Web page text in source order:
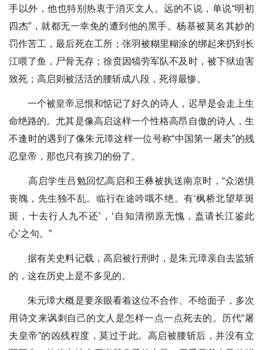
手以外，他也特别热衷于消灭文人。远的不说，单说“明初
四杰”，就都无一幸免的遭到他的黑手。杨基被莫名其妙的
罚作苦工，最后死在工所；张羽被糊里糊涂的绑起来扔到长
江喂了鱼，尸骨无存；徐贲因犒劳军队不及时，被下狱迫害
致死；高启则被活活的腰斩成八段，死得最惨。
一个被皇帝忌恨和惦记了好久的诗人，迟早是会走上生
命绝路的。尤其是像高启这样一个性格高昂自傲的诗人，生
不逢时的遇到了像朱元璋这样一位号称“中国第一屠夫”的残
忍皇帝，那也只有挨刀的份了。
高启学生吕勉回忆高启和王彝被执送南京时，“众汹惧
丧魄，先生独不乱。临行在途吟哦不绝。有‘枫桥北望草斑
斑，十去行人九不还’，‘自知清彻原无愧，盍请长江鉴此
心’之句。”
据有关史料记载，高启被行刑时，是朱元璋亲自去监斩
的，这在历史上是不多见的。
朱元璋大概是要亲眼看着这位不合作、不给面子，多次
用诗文来讽刺自己的文人是怎样一点一点死去的。历代“屠
夫皇帝”的凶残程度，莫过于此。高启被腰斩后，并没有立